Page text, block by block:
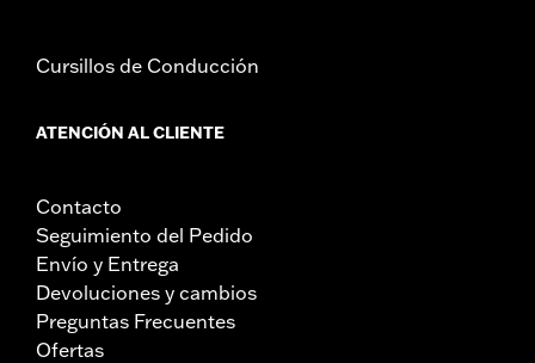
Cursillos de Conducción
ATENCIÓN AL CLIENTE
Contacto
Seguimiento del Pedido
Envío y Entrega
Devoluciones y cambios
Preguntas Frecuentes
Ofertas